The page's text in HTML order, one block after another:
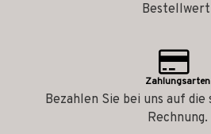
Zahlungsarten
Bezahlen Sie bei uns auf
Rechnung.